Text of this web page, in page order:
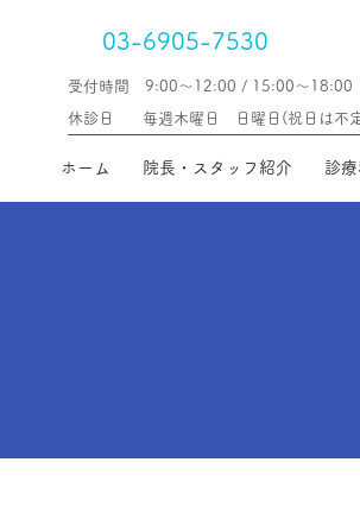
受付時間 9:00～12:00 / 15:00〜18:00
毎週木曜日 日曜日(​祝日は不
休診日
03-6905-7530
ホーム 院長・スタッフ紹介 診